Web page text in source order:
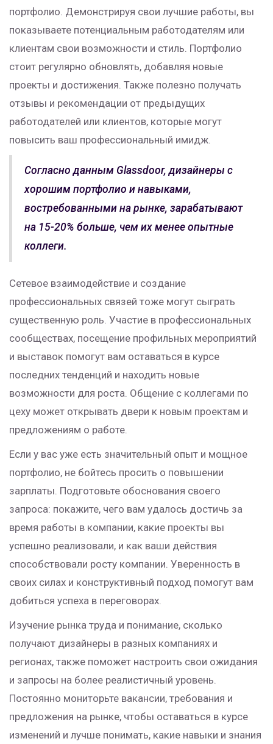
портфолио. Демонстрируя свои лучшие работы, вы
показываете потенциальным работодателям или
клиентам свои возможности и стиль. Портфолио
стоит регулярно обновлять, добавляя новые
проекты и достижения. Также полезно получать
отзывы и рекомендации от предыдущих
работодателей или клиентов, которые могут
повысить ваш профессиональный имидж.
Согласно данным Glassdoor, дизайнеры с
хорошим портфолио и навыками,
востребованными на рынке, зарабатывают
на 15-20% больше, чем их менее опытные
коллеги.
Сетевое взаимодействие и создание
профессиональных связей тоже могут сыграть
существенную роль. Участие в профессиональных
сообществах, посещение профильных мероприятий
и выставок помогут вам оставаться в курсе
последних тенденций и находить новые
возможности для роста. Общение с коллегами по
цеху может открывать двери к новым проектам и
предложениям о работе.
Если у вас уже есть значительный опыт и мощное
портфолио, не бойтесь просить о повышении
зарплаты. Подготовьте обоснования своего
запроса: покажите, чего вам удалось достичь за
время работы в компании, какие проекты вы
успешно реализовали, и как ваши действия
способствовали росту компании. Уверенность в
своих силах и конструктивный подход помогут вам
добиться успеха в переговорах.
Изучение рынка труда и понимание, сколько
получают дизайнеры в разных компаниях и
регионах, также поможет настроить свои ожидания
и запросы на более реалистичный уровень.
Постоянно мониторьте вакансии, требования и
предложения на рынке, чтобы оставаться в курсе
изменений и лучше понимать, какие навыки и знания